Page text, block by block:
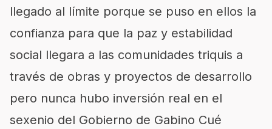
llegado al límite porque se puso en ellos la
confianza para que la paz y estabilidad
social llegara a las comunidades triquis a
través de obras y proyectos de desarrollo
pero nunca hubo inversión real en el
sexenio del Gobierno de Gabino Cué